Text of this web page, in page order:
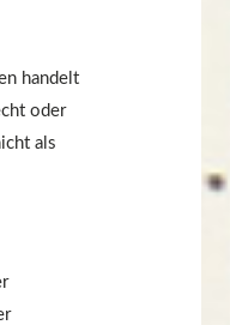
handelt
oder
als